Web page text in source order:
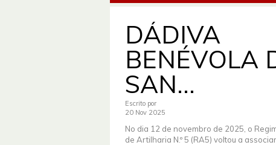
DÁDIVA
BENÉVOLA
SAN...
Escrito por
20 Nov 2025
No dia 12 de novembro de 2025, o
de Artilharia N.º 5 (RA5) voltou a